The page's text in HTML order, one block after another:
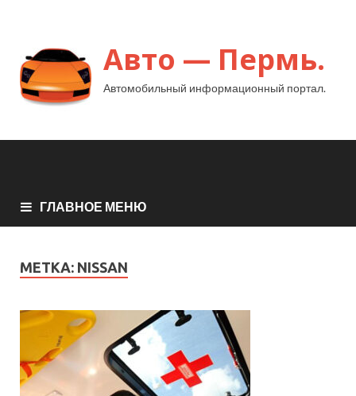
Авто — Пермь.
Автомобильный информационный портал.
ГЛАВНОЕ МЕНЮ
МЕТКА: NISSAN